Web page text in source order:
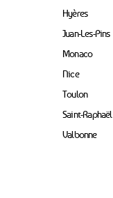
Hyères
Juan-Les-Pins
Monaco
Nice
Toulon
Saint-Raphaël
Valbonne